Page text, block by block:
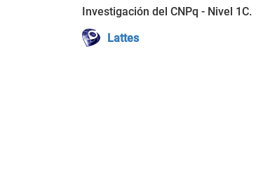
Investigación del CNPq - Nivel 1C.
Lattes